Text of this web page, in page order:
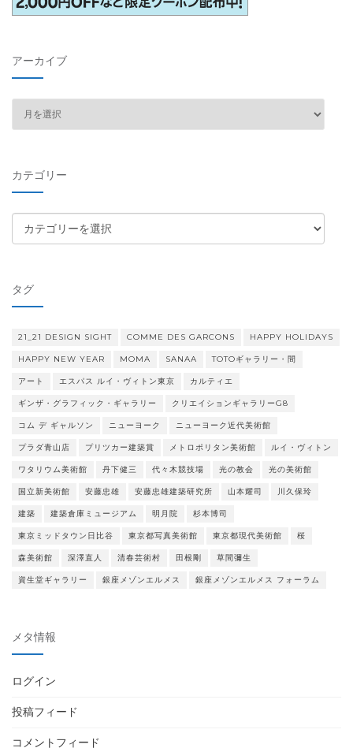
アーカイブ
ブ
カテゴリー
テ
ー
タグ
21_21 DESIGN SIGHT COMME DES GARCONS HAPPY HOLIDAYS
HAPPY NEW YEAR MOMA SANAA TOTOギャラリー・間
アート エスパス ルイ・ヴィトン東京 カルティエ
ギンザ・グラフィック・ギャラリー クリエイションギャラリーG8
コム デ ギャルソン ニューヨーク ニューヨーク近代美術館
プラダ青山店 プリツカー建築賞 メトロポリタン美術館 ルイ・ヴィトン
ワタリウム美術館 丹下健三 代々木競技場 光の教会 光の美術館
国立新美術館 安藤忠雄 安藤忠雄建築研究所 山本耀司 川久保玲
建築 建築倉庫ミュージアム 明月院 杉本博司
東京ミッドタウン日比谷 東京都写真美術館 東京都現代美術館 桜
森美術館 深澤直人 清春芸術村 田根剛 草間彌生
資生堂ギャラリー 銀座メゾンエルメス 銀座メゾンエルメス フォーラム
メタ情報
ログイン
投稿フィード
コメントフィード